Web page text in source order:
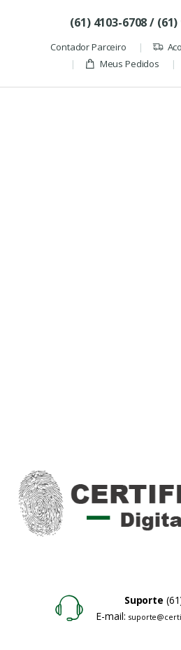
(61) 4103-6708 / (61)
Contador Parceiro
Meus Pedidos
Suporte
E-mail: